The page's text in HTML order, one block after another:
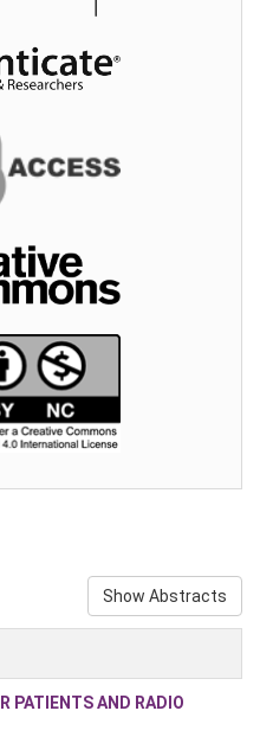
Show Abstracts
PATIENTS AND RADIO